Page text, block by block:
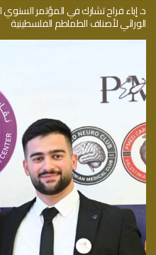
الوراثي لأصناف الطماطم الفلسطينية